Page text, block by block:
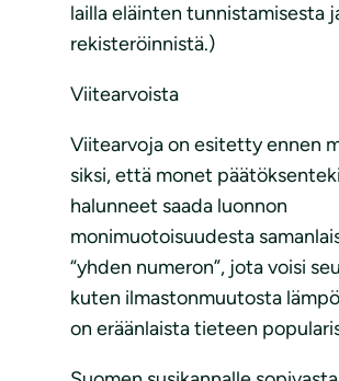
lailla eläinten tunnistamisesta
rekisteröinnistä.)
Viitearvoista
Viitearvoja on esitetty ennen
siksi, että monet
halunneet saada luonnon
monimuotoisuudesta
“yhden numeron”, jota voisi
kuten ilmastonmuutosta
on eräänlaista tieteen